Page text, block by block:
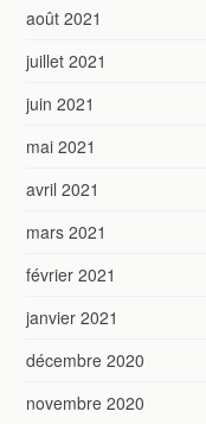
août 2021
juillet 2021
juin 2021
mai 2021
avril 2021
mars 2021
février 2021
janvier 2021
décembre 2020
novembre 2020